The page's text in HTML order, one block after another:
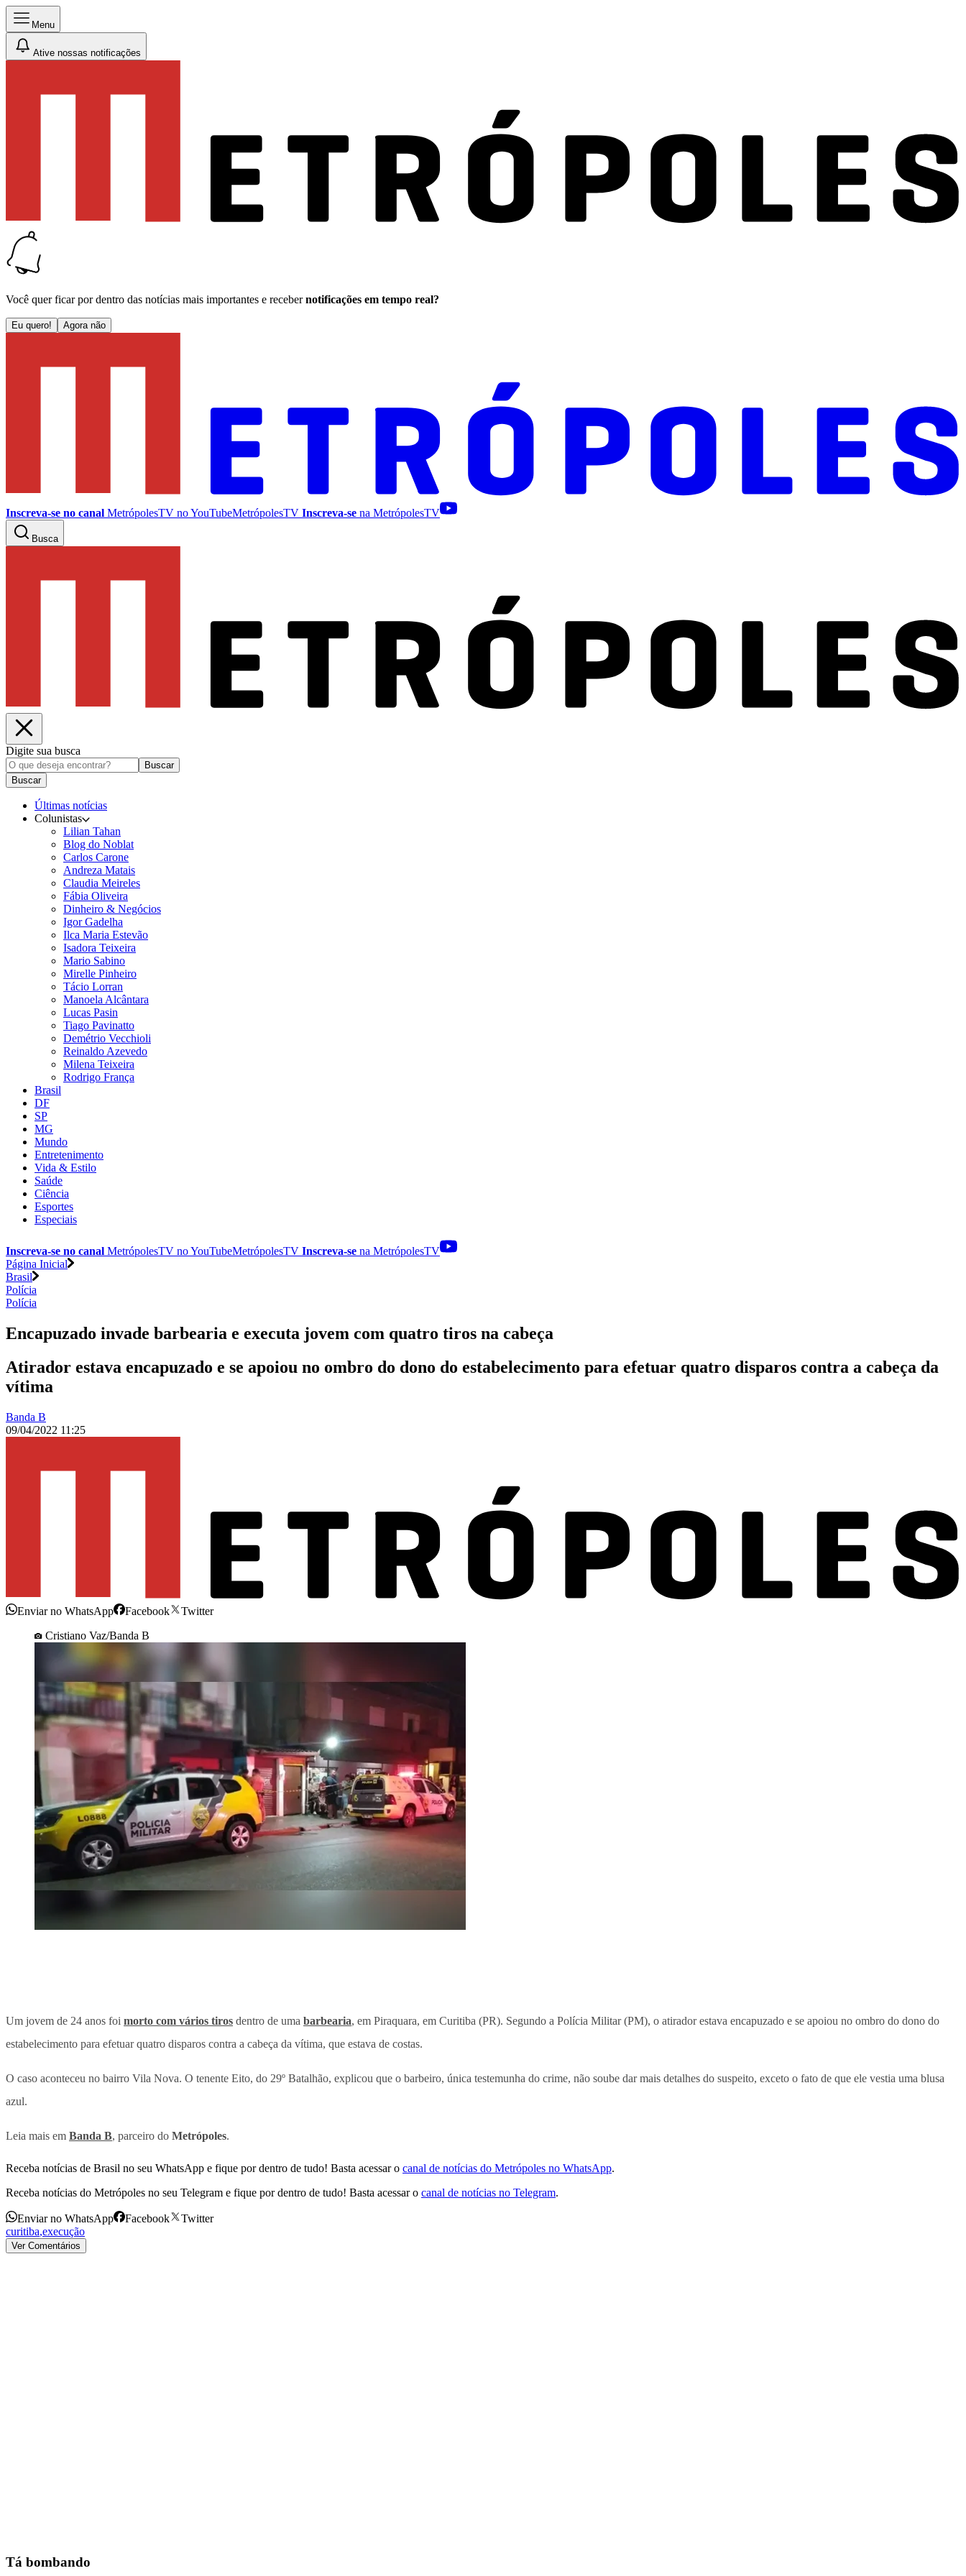
Menu
Ative nossas notificações
Você quer ficar por dentro das notícias mais importantes e receber notificações em tempo real?
Eu quero! Agora não
Inscreva-se no canal MetrópolesTV noYouTubeMetrópolesTV Inscreva-se na MetrópolesTV
Busca
Digite sua busca
Buscar
Buscar
Últimas notícias
Colunistas
Lilian Tahan
Blog do Noblat
Carlos Carone
Andreza Matais
Claudia Meireles
Fábia Oliveira
Dinheiro & Negócios
Igor Gadelha
Ilca Maria Estevão
Isadora Teixeira
Mario Sabino
Mirelle Pinheiro
Tácio Lorran
Manoela Alcântara
Lucas Pasin
Tiago Pavinatto
Demétrio Vecchioli
Reinaldo Azevedo
Milena Teixeira
Rodrigo França
Brasil
DF
SP
MG
Mundo
Entretenimento
Vida & Estilo
Saúde
Ciência
Esportes
Especiais
Inscreva-se no canal MetrópolesTV noYouTubeMetrópolesTV Inscreva-se na MetrópolesTV
Página Inicial
Brasil
Polícia
Polícia
Encapuzado invade barbearia e executa jovem com quatro tiros na cabeça
Atirador estava encapuzado e se apoiou no ombro do dono do estabelecimento para efetuar quatro disparos contra a cabeça da
vítima
Banda B
09/04/2022 11:25
Enviar no WhatsApp Facebook
Twitter
Cristiano Vaz/Banda B
Um jovem de 24 anos foi morto com vários tiros dentro de uma barbearia, em Piraquara, em Curitiba (PR). Segundo a Polícia Militar (PM), o atirador estava encapuzado e se apoiou no ombro do dono do
estabelecimento para efetuar quatro disparos contra a cabeça da vítima, que estava de costas.
O caso aconteceu no bairro Vila Nova. O tenente Eito, do 29º Batalhão, explicou que o barbeiro, única testemunha do crime, não soube dar mais detalhes do suspeito, exceto o fato de que ele vestia uma blusa
azul.
Leia mais em Banda B, parceiro do Metrópoles.
Receba notícias de Brasil no seu WhatsApp e fique por dentro de tudo! Basta acessar o canal de notícias do Metrópoles no WhatsApp.
Receba notícias do Metrópoles no seu Telegram e fique por dentro de tudo! Basta acessar o canal de notícias no Telegram.
Enviar no WhatsApp Facebook
Twitter
curitiba,execução
Ver Comentários
Tá bombando